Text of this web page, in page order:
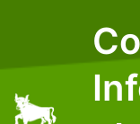
springen